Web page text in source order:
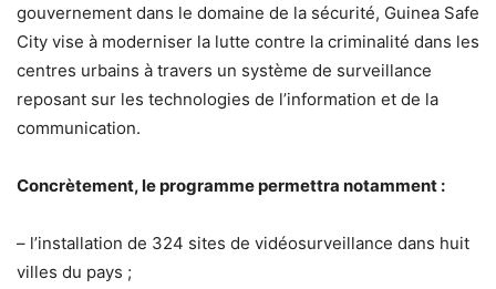
gouvernement dans le domaine de la sécurité, Guinea Safe
City vise à moderniser la lutte contre la criminalité dans les
centres urbains à travers un système de surveillance
reposant sur les technologies de l’information et de la
communication.
Concrètement, le programme permettra notamment :
– l’installation de 324 sites de vidéosurveillance dans huit
villes du pays ;